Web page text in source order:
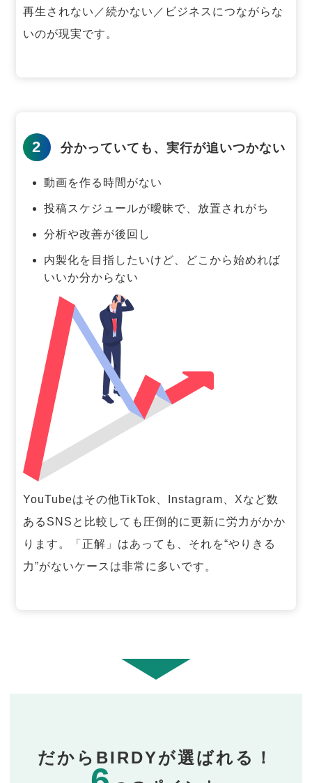
再生されない／続かない／ビジネスにつながらな
いのが現実です。
2 分かっていても、実行が追いつかない
動画を作る時間がない
投稿スケジュールが曖昧で、放置されがち
分析や改善が後回し
内製化を目指したいけど、どこから始めれば
いいか分からない
YouTubeはその他TikTok、Instagram、Xなど数
あるSNSと比較しても圧倒的に更新に労力がかか
ります。「正解」はあっても、それを“やりきる
力”がないケースは非常に多いです。
だからBIRDYが選ばれる！